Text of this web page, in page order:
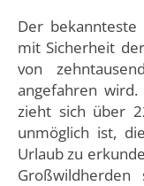
Der
mit Sicherheit der
von
angefahren
zieht sich über
unmöglich ist,
Urlaub zu